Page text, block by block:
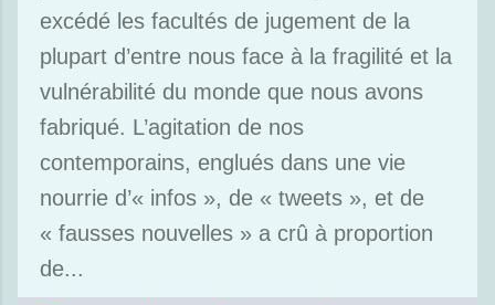
excédé les facultés de jugement de la
plupart d’entre nous face à la fragilité et la
vulnérabilité du monde que nous avons
fabriqué. L’agitation de nos
contemporains, englués dans une vie
nourrie d’« infos », de « tweets », et de
« fausses nouvelles » a crû à proportion
de...